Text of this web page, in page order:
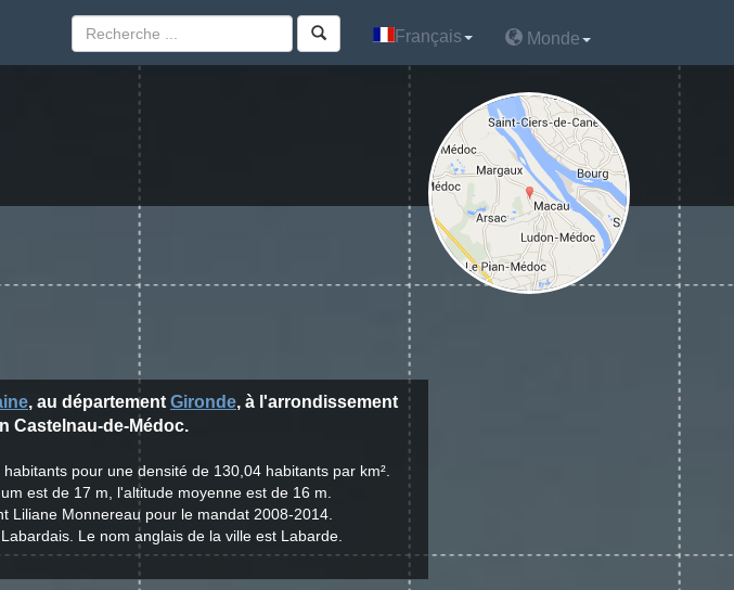
Français Monde
, au département Gironde, à l'arrondissement
Castelnau-de-Médoc.
pour une densité de 130,04 habitants par km².
est de 17 m, l'altitude moyenne est de 16 m.
Liliane Monnereau pour le mandat 2008-2014.
Le nom anglais de la ville est Labarde.
Français Monde